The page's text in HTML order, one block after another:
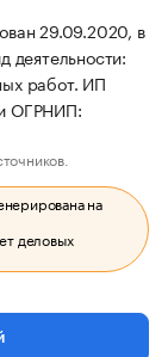
29.09.2020, в
деятельности:
работ. ИП
ОГРНИП:
на
деловых